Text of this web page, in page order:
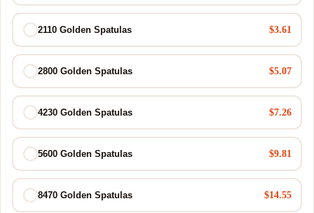
2110 Golden Spatulas $3.61
2800 Golden Spatulas $5.07
4230 Golden Spatulas $7.26
5600 Golden Spatulas $9.81
8470 Golden Spatulas $14.55